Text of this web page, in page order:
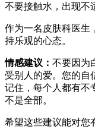
不要接触水，出现不
作为一名皮肤科医生
持乐观的心态。
情感建议： 不要因为
受别人的爱。您的自
记住，每个人都有不
不是全部。
希望这些建议能对您